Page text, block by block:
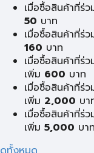
เมื่อซื้อสินค้าที่ร่
50 บาท
เมื่อซื้อสินค้าที่ร่
160 บาท
เมื่อซื้อสินค้าที่ร่
เพิ่ม 600 บาท
เมื่อซื้อสินค้าที่ร่
เพิ่ม 2,000 บา
เมื่อซื้อสินค้าที่ร่
เพิ่ม 5,000 บาท